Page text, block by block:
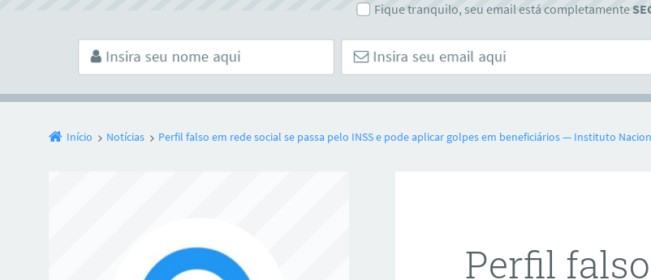
Fique tranquilo, seu email está completamente
Início Notícias Perfil falso em rede social se passa pelo INSS e pode aplicar golpes em beneficiários — Instituto
Perfil